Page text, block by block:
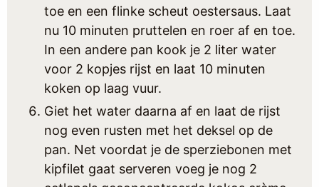
toe en een flinke scheut oestersaus. Laat
nu 10 minuten pruttelen en roer af en toe.
In een andere pan kook je 2 liter water
voor 2 kopjes rijst en laat 10 minuten
koken op laag vuur.
Giet het water daarna af en laat de rijst
nog even rusten met het deksel op de
pan. Net voordat je de sperziebonen met
kipfilet gaat serveren voeg je nog 2